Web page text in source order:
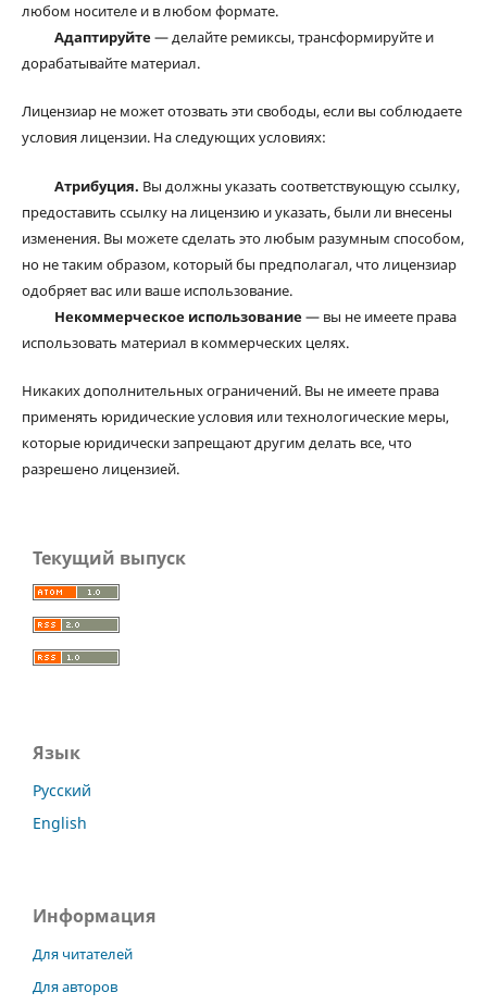
любом носителе и в любом формате.
Адаптируйте— делайте ремиксы, трансформируйте и
дорабатывайте материал.
Лицензиар не может отозвать эти свободы, если вы соблюдаете
условия лицензии. На следующих условиях:
Атрибуция. Вы должны указать соответствующую ссылку,
предоставить ссылку на лицензию и указать, были ли внесены
изменения. Вы можете сделать это любым разумным способом,
но не таким образом, который бы предполагал, что лицензиар
одобряет вас или ваше использование.
Некоммерческое использование— вы не имеете права
использовать материал в коммерческих целях.
Никаких дополнительных ограничений. Вы не имеете права
применять юридические условия или технологические меры,
которые юридически запрещают другим делать все, что
разрешено лицензией.
Текущий выпуск
Язык
Русский
English
Информация
Для читателей
Для авторов